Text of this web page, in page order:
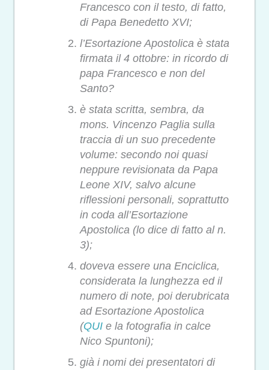
Francesco con il testo, di fatto,
di Papa Benedetto XVI;
l’Esortazione Apostolica è stata
firmata il 4 ottobre: in ricordo di
papa Francesco e non del
Santo?
è stata scritta, sembra, da
mons. Vincenzo Paglia sulla
traccia di un suo precedente
volume: secondo noi quasi
neppure revisionata da Papa
Leone XIV, salvo alcune
riflessioni personali, soprattutto
in coda all’Esortazione
Apostolica (lo dice di fatto al n.
3);
doveva essere una Enciclica,
considerata la lunghezza ed il
numero di note, poi derubricata
ad Esortazione Apostolica
(QUI e la fotografia in calce
Nico Spuntoni);
già i nomi dei presentatori di